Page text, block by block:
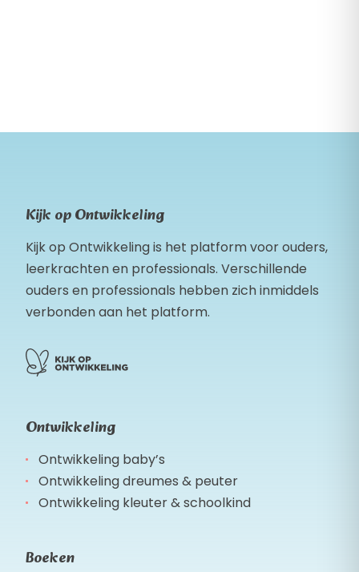
Kijk op Ontwikkeling
Kijk op Ontwikkeling is het platform voor ouders,
leerkrachten en professionals. Verschillende
ouders en professionals hebben zich inmiddels
verbonden aan het platform.
Ontwikkeling
Ontwikkeling baby’s
Ontwikkeling dreumes & peuter
Ontwikkeling kleuter & schoolkind
Boeken